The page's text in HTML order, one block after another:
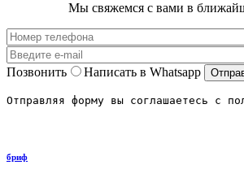
Мы свяжемся с вами в
Позвонить Написать в Whatsapp
Отправляя форму вы соглашаетесь с
бриф